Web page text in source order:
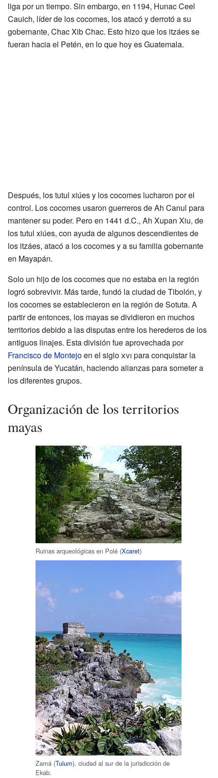
liga por un tiempo. Sin embargo, en 1194, Hunac Ceel
Cauich, líder de los cocomes, los atacó y derrotó a su
gobernante, Chac Xib Chac. Esto hizo que los itzáes se
fueran hacia el Petén, en lo que hoy es Guatemala.
Después, los tutul xiúes y los cocomes lucharon por el
control. Los cocomes usaron guerreros de Ah Canul para
mantener su poder. Pero en 1441 d.C., Ah Xupan Xiu, de
los tutul xiúes, con ayuda de algunos descendientes de
los itzáes, atacó a los cocomes y a su familia gobernante
en Mayapán.
Solo un hijo de los cocomes que no estaba en la región
logró sobrevivir. Más tarde, fundó la ciudad de Tibolón, y
los cocomes se establecieron en la región de Sotuta. A
partir de entonces, los mayas se dividieron en muchos
territorios debido a las disputas entre los herederos de los
antiguos linajes. Esta división fue aprovechada por
Francisco de Montejoen el sigloxvi para conquistar la
península de Yucatán, haciendo alianzas para someter a
los diferentes grupos.
Organización de los territorios
mayas
Ruinas arqueológicas en Polé (Xcaret)
Zamá (Tulum), ciudad al sur de la jurisdicción de
Ekab.